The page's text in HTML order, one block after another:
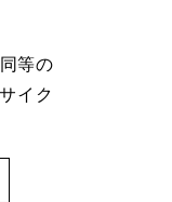
等の
イク